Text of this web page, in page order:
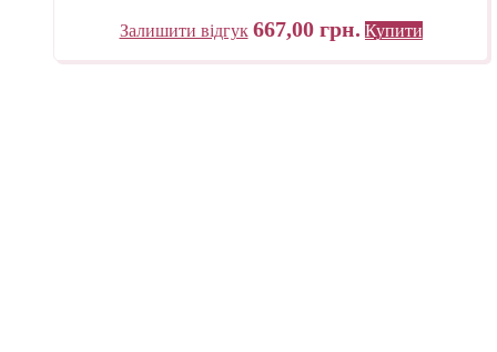
Залишити відгук 667,00 грн. Купити